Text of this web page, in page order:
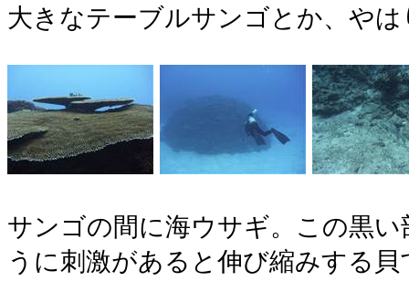
大きなテーブルサンゴとか、やは
サンゴの間に海ウサギ。この黒
うに刺激があると伸び縮みする